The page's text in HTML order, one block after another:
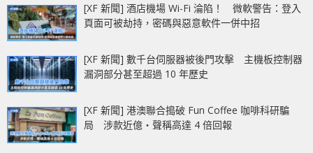
[XF 新聞] 酒店機場 Wi-Fi 淪陷！ 微軟警告：登入
頁面可被劫持，密碼與惡意軟件一併中招
[XF 新聞] 數千台伺服器被後門攻擊 主機板控制器
漏洞部分甚至超過 10 年歷史
[XF 新聞] 港澳聯合搗破 Fun Coffee 咖啡科研騙
局 涉款近億‧聲稱高達 4 倍回報